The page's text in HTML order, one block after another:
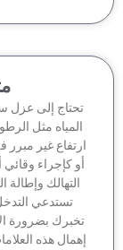
متى
إلى عزل سطح
مثل الرطوبة
غير مبرر في
كإجراء وقائي أساسي
وإطالة العمر
تستدعي التدخل
بضرورة
هذه العلامات قد